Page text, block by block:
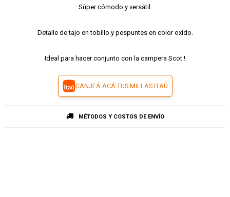
Súper cómodo y versátil.
Detalle de tajo en tobillo y pespuntes en color oxido.
Ideal para hacer conjunto con la campera Scot !
CANJEÁ ACÁ TUS MILLAS ITAÚ
MÉTODOS Y COSTOS DE ENVÍO